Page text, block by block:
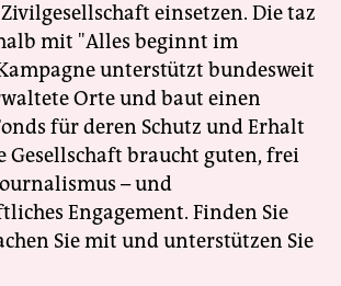
einsetzen. Die taz
mit "Alles beginnt im
unterstützt bundesweit
Orte und baut einen
für deren Schutz und Erhalt
Gesellschaft braucht guten, frei
– und
Engagement. Finden Sie
Sie mit und unterstützen Sie